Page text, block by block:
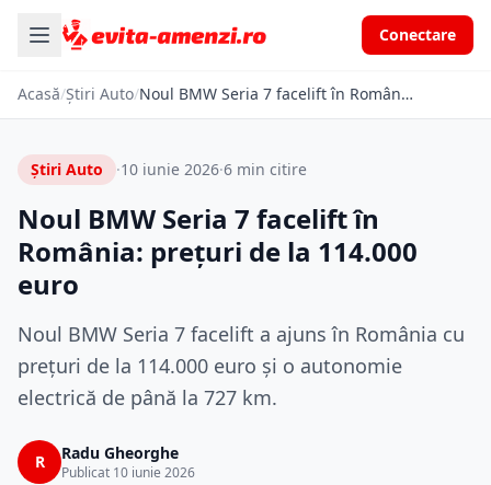
Conectare
Acasă/Știri Auto/ Noul BMW Seria 7 facelift în România: prețuri de la 114.000 euro
Știri Auto ·10 iunie 2026·6 min citire
Noul BMW Seria 7 facelift în
România: prețuri de la 114.000
euro
Noul BMW Seria 7 facelift a ajuns în România cu
prețuri de la 114.000 euro și o autonomie
electrică de până la 727 km.
R Radu Gheorghe
Publicat 10 iunie 2026